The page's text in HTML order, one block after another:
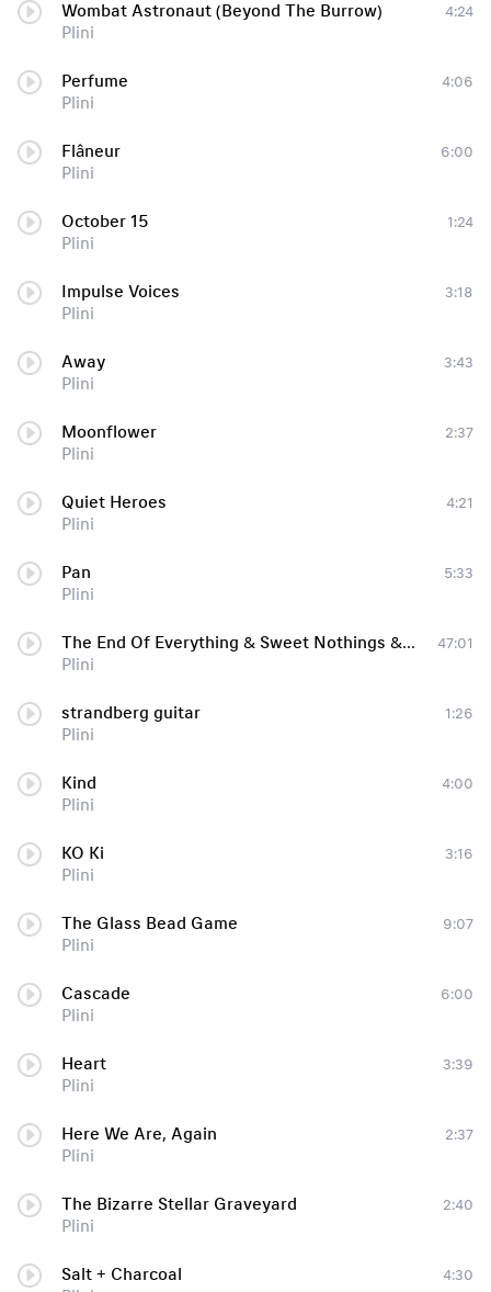
Wombat Astronaut (Beyond The Burrow)
Plini
4:24
Perfume
Plini
4:06
Flâneur
Plini
6:00
October 15
Plini
1:24
Impulse Voices
Plini
3:18
Away
Plini
3:43
Moonflower
Plini
2:37
Quiet Heroes
Plini
4:21
Pan
Plini
5:33
The End Of Everything & Sweet Nothings & Other Things
Plini
47:01
strandberg guitar
Plini
1:26
Kind
Plini
4:00
KO Ki
Plini
3:16
The Glass Bead Game
Plini
9:07
Cascade
Plini
6:00
Heart
Plini
3:39
Here We Are, Again
Plini
2:37
The Bizarre Stellar Graveyard
Plini
2:40
Salt + Charcoal
4:30